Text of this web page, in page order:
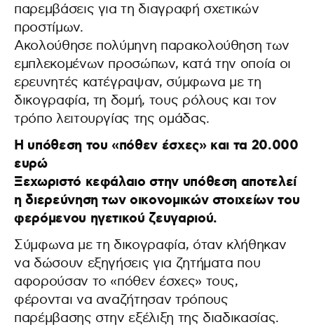
παρεμβάσεις για τη διαγραφή σχετικών
προστίμων.
Ακολούθησε πολύμηνη παρακολούθηση των
εμπλεκομένων προσώπων, κατά την οποία οι
ερευνητές κατέγραψαν, σύμφωνα με τη
δικογραφία, τη δομή, τους ρόλους και τον
τρόπο λειτουργίας της ομάδας.
Η υπόθεση του «πόθεν έσχες» και τα 20.000
ευρώ
Ξεχωριστό κεφάλαιο στην υπόθεση αποτελεί
η διερεύνηση των οικονομικών στοιχείων του
φερόμενου ηγετικού ζευγαριού.
Σύμφωνα με τη δικογραφία, όταν κλήθηκαν
να δώσουν εξηγήσεις για ζητήματα που
αφορούσαν το «πόθεν έσχες» τους,
φέρονται να αναζήτησαν τρόπους
παρέμβασης στην εξέλιξη της διαδικασίας.